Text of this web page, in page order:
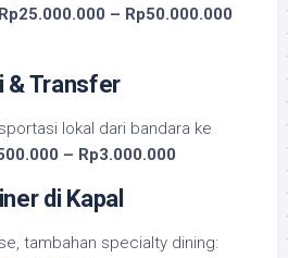
Rp25.000.000 – Rp50.000.000
& Transfer
lokal dari bandara ke
– Rp3.000.000
di Kapal
tambahan specialty dining: